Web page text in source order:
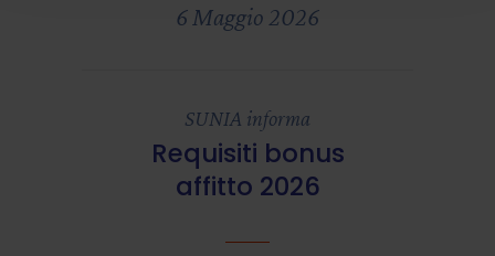
6 Maggio 2026
SUNIA informa
Requisiti bonus
affitto 2026